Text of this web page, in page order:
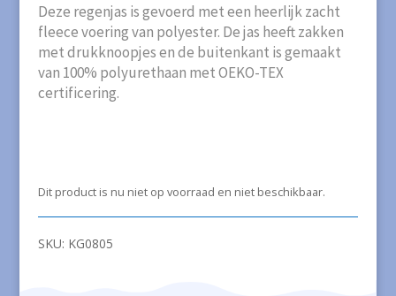
Deze regenjas is gevoerd met een heerlijk zacht
fleece voering van polyester. De jas heeft zakken
met drukknoopjes en de buitenkant is gemaakt
van 100% polyurethaan met OEKO-TEX
certificering.
Dit product is nu niet op voorraad en niet beschikbaar.
SKU: KG0805